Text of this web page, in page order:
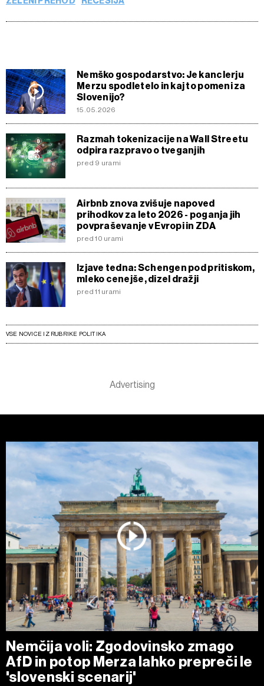
Nemško gospodarstvo: Je kanclerju
Merzu spodletelo in kaj to pomeni za
Slovenijo?
15.05.2026
Razmah tokenizacije na Wall Streetu
odpira razpravo o tveganjih
pred 9 urami
Airbnb znova zvišuje napoved
prihodkov za leto 2026 - poganja jih
povpraševanje v Evropi in ZDA
pred 10 urami
Izjave tedna: Schengen pod pritiskom,
mleko cenejše, dizel dražji
pred 11 urami
VSE NOVICE IZ RUBRIKE POLITIKA
Nemčija voli: Zgodovinsko zmago
AfD in potop Merza lahko prepreči le
'slovenski scenarij'